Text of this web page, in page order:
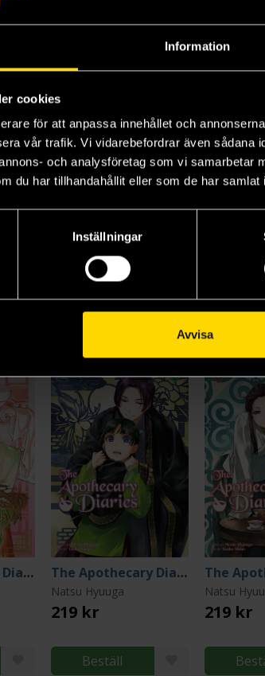
Information
cookies
för att anpassa innehållet och
vår trafik. Vi vidarebefordrar även sådana
och analysföretag som vi samarbetar
du har tillhandahållit eller som de har
Inställningar
Avvisa
The Apothecary Diaries 15 The Apothecary Diaries 8 (Light Novel)
Natsu Hyuuga
219 kr
Beställ
Natsu
219 kr